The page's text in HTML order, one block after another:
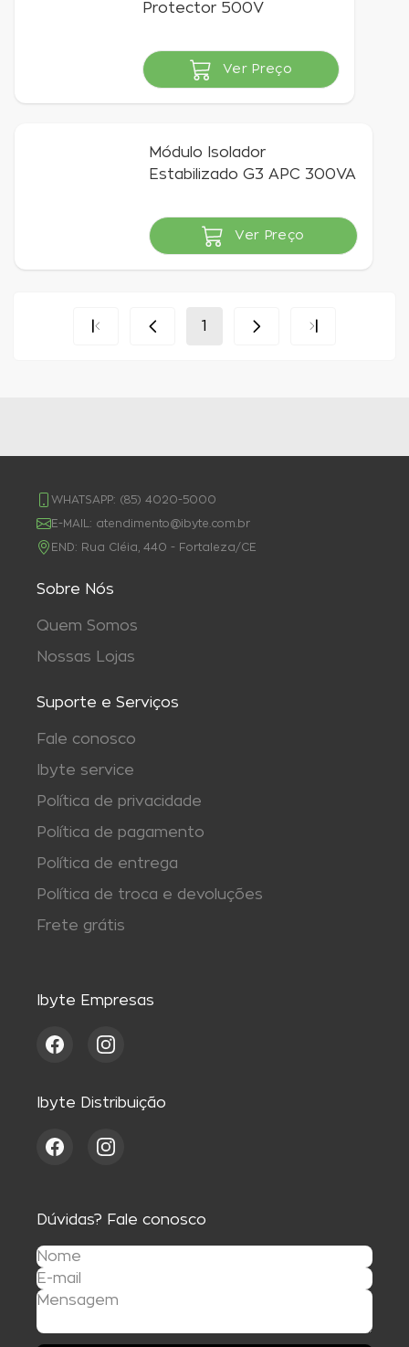
Protector 500V
Indisponível
Ver Preço
Módulo Isolador
Estabilizado G3 APC 300VA
Indisponível
Ver Preço
1
WHATSAPP: (85) 4020-5000
E-MAIL: atendimento@ibyte.com.br
END: Rua Cléia, 440 - Fortaleza/CE
Sobre Nós
Quem Somos
Nossas Lojas
Suporte e Serviços
Fale conosco
Ibyte service
Política de privacidade
Política de pagamento
Política de entrega
Política de troca e devoluções
Frete grátis
Ibyte Empresas
Ibyte Distribuição
Dúvidas? Fale conosco